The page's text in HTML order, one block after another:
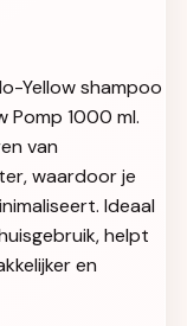
Yellow shampoo
Pomp 1000 ml.
van
waardoor je
Ideaal
helpt
en